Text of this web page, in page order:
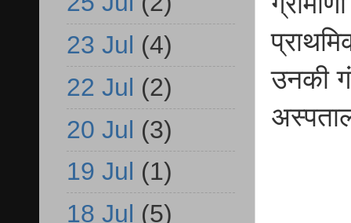
उनकी
23 Jul (4)
22 Jul (2)
20 Jul (3)
19 Jul (1)
18 Jul (5)